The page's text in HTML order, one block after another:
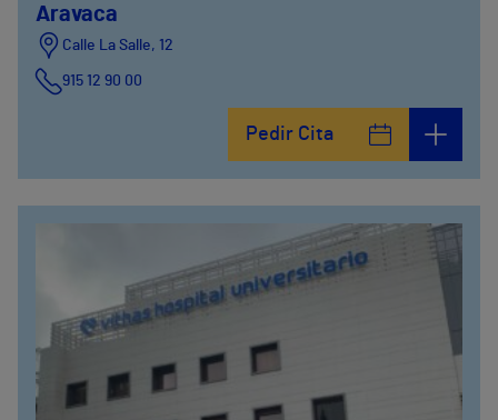
Aravaca
Calle La Salle, 12
915 12 90 00
Pedir Cita